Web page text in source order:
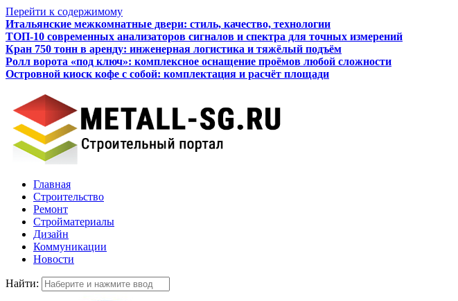
Перейти к содержимому
Итальянские межкомнатные двери: стиль, качество, технологии
ТОП-10 современных анализаторов сигналов и спектра для точных измерений
Кран 750 тонн в аренду: инженерная логистика и тяжёлый подъём
Ролл ворота «под ключ»: комплексное оснащение проёмов любой сложности
Островной киоск кофе с собой: комплектация и расчёт площади
Главная
Строительство
Ремонт
Стройматериалы
Дизайн
Коммуникации
Новости
Найти: